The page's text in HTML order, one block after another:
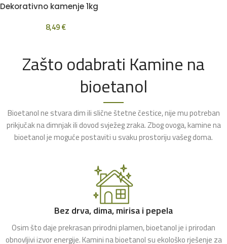
Dekorativno kamenje 1kg
8,49€
Zašto odabrati Kamine na
bioetanol
Bioetanol ne stvara dim ili slične štetne čestice, nije mu potreban
prikjučak na dimnjak ili dovod svježeg zraka. Zbog ovoga, kamine na
bioetanol je moguće postaviti u svaku prostoriju vašeg doma.
Bez drva, dima, mirisa i pepela
Osim što daje prekrasan prirodni plamen, bioetanol je i prirodan
obnovljivi izvor energije. Kamini na bioetanol su ekološko rješenje za